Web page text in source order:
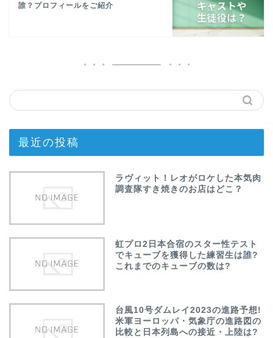
誰？プロフィールをご紹介
最近の投稿
ラヴィット！レオがロケした本気肉
調査隊すき焼きのお店はどこ？
虹プロ2日本合宿のスター性テスト
でキューブを獲得した練習生は誰?
これまでのキューブの数は?
台風10号ダムレイ2023の進路予想!
米軍ヨーロッパ・気象庁の進路図の
比較と日本列島への接近・上陸は?